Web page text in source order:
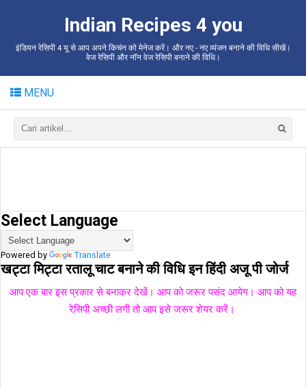
Indian Recipes 4 you
इंडियन रेसिपी 4 यू से आप अपने किचंन को मेनेज करें। और नए - नए व्यंजन बनाने की विधि सीखें।
वेज रेसिपी और नॉन वेज रेसिपी बनाने की विधि।
MENU
Select Language
Powered by Translate
खट्टा मिट्टा रतालू चाट बनाने की विधि इन हिंदी अजू पी जोर्ज
आप एक बार इस प्रकार से बनाकर देखें। आप को जरूर पसंद आयेग। आप को यह
रेसिपी अच्छी लगी तो आप इसे जरूर शेयर करें।